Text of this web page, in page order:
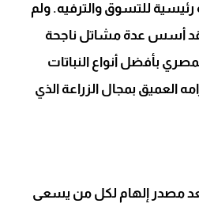
للتسوق والترفيه. ولم
أسس عدة مشاتل ناجحة
بأفضل أنواع النباتات
العميق بمجال الزراعة الذي
مصدر إلهام لكل من يسعى